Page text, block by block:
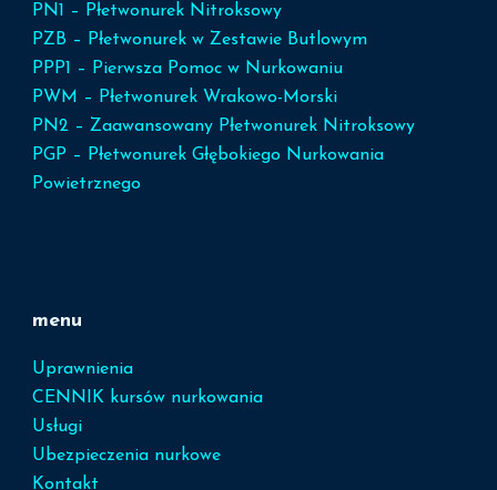
PN1 – Płetwonurek Nitroksowy
PZB – Płetwonurek w Zestawie Butlowym
PPP1 – Pierwsza Pomoc w Nurkowaniu
PWM – Płetwonurek Wrakowo-Morski
PN2 – Zaawansowany Płetwonurek Nitroksowy
PGP – Płetwonurek Głębokiego Nurkowania
Powietrznego
menu
Uprawnienia
CENNIK kursów nurkowania
Usługi
Ubezpieczenia nurkowe
Kontakt